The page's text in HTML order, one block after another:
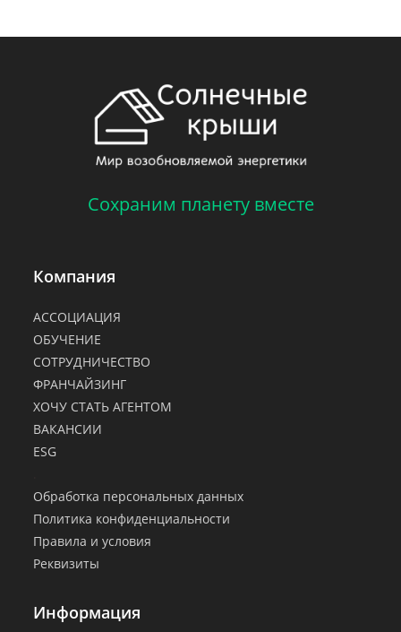
Сохраним планету вместе
Компания
АССОЦИАЦИЯ
ОБУЧЕНИЕ
СОТРУДНИЧЕСТВО
ФРАНЧАЙЗИНГ
ХОЧУ СТАТЬ АГЕНТОМ
ВАКАНСИИ
ESG
Обработка персональных данных
Политика конфиденциальности
Правила и условия
Реквизиты
Информация